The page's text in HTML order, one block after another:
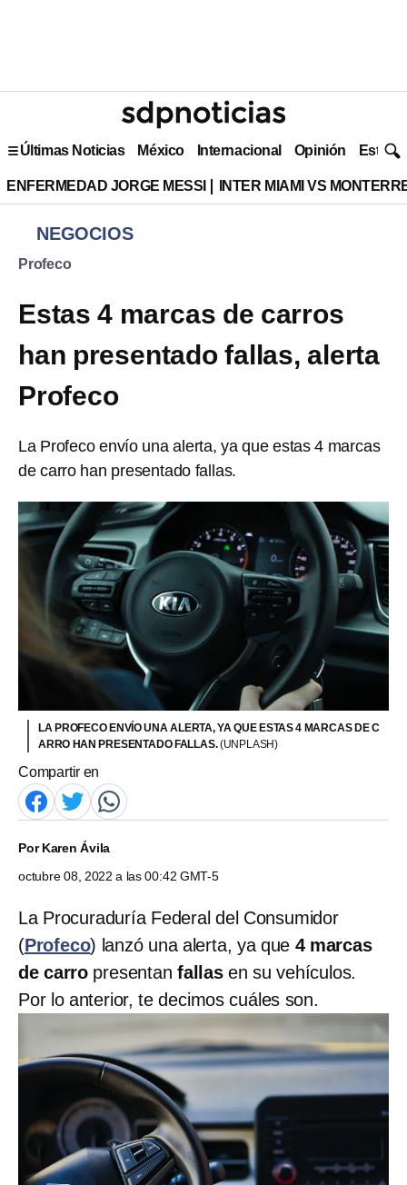
Últimas Noticias México Internacional Opinión Estilo
ENFERMEDAD JORGE MESSI INTER MIAMI VS
NEGOCIOS
Profeco
Estas 4 marcas de carros
han presentado fallas, alerta
Profeco
La Profeco envío una alerta, ya que estas 4 marcas
de carro han presentado fallas.
LA PROFECO ENVÍO UNA ALERTA, YA QUE ESTAS 4 MARCAS DE C
ARRO HAN PRESENTADO FALLAS.(UNPLASH)
Compartir en
PorKaren Ávila
octubre 08, 2022 a las 00:42 GMT-5
La Procuraduría Federal del Consumidor
(Profeco) lanzó una alerta, ya que 4 marcas
de carro presentan fallasen su vehículos.
Por lo anterior, te decimos cuáles son.